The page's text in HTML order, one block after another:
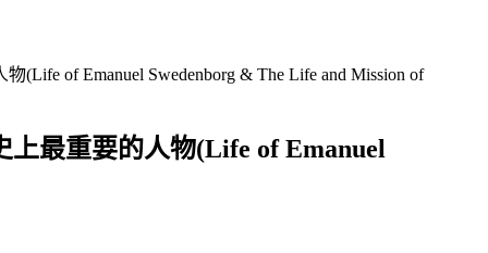
of Emanuel Swedenborg & The Life and Mission of
最重要的人物(Life of Emanuel